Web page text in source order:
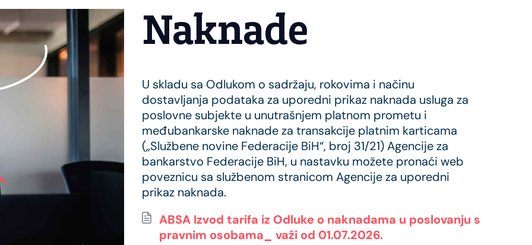
Naknade
U skladu sa Odlukom o sadržaju, rokovima i načinu
dostavljanja podataka za uporedni prikaz naknada usluga za
poslovne subjekte u unutrašnjem platnom prometu i
međubankarske naknade za transakcije platnim karticama
(„Službene novine Federacije BiH“, broj 31/21) Agencije za
bankarstvo Federacije BiH, u nastavku možete pronaći web
poveznicu sa službenom stranicom Agencije za uporedni
prikaz naknada.
ABSA Izvod tarifa iz Odluke o naknadama u poslovanju s
pravnim osobama_ važi od 01.07.2026.